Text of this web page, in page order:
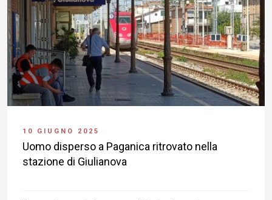
10 GIUGNO 2025
Uomo disperso a Paganica ritrovato nella
stazione di Giulianova